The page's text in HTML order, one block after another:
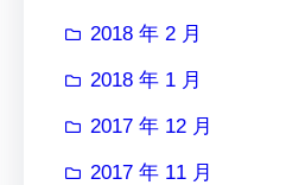
2018 年 2 月
2018 年 1 月
2017 年 12 月
2017 年 11 月